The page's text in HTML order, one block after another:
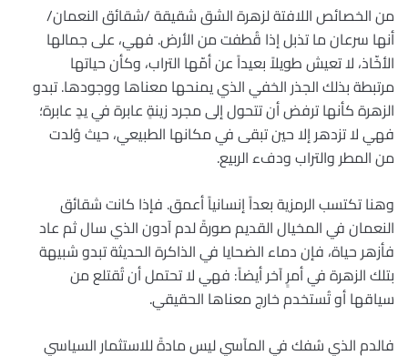
من الخصائص اللافتة لزهرة الشق شقيقة /شقائق النعمان/
أنها سرعان ما تذبل إذا قُطفت من الأرض. فهي، على جمالها
الأخّاذ، لا تعيش طويلاً بعيداً عن أمّها التراب، وكأن حياتها
مرتبطة بذلك الجذر الخفي الذي يمنحها معناها ووجودها. تبدو
الزهرة كأنها ترفض أن تتحول إلى مجرد زينةٍ عابرة في يدٍ عابرة؛
فهي لا تزدهر إلا حين تبقى في مكانها الطبيعي، حيث وُلدت
من المطر والتراب ودفء الربيع.
وهنا تكتسب الرمزية بعداً إنسانياً أعمق. فإذا كانت شقائق
النعمان في المخيال القديم صورةً لدم آدون الذي سال ثم عاد
فأزهر حياة، فإن دماء الضحايا في الذاكرة الحديثة تبدو شبيهة
بتلك الزهرة في أمرٍ آخر أيضاً: فهي لا تحتمل أن تُقتلع من
سياقها أو تُستخدم خارج معناها الحقيقي.
فالدم الذي سُفك في المآسي ليس مادةً للاستثمار السياسي